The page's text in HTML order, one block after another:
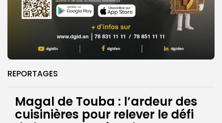
REPORTAGES
Magal de Touba : l’ardeur des
cuisinières pour relever le défi